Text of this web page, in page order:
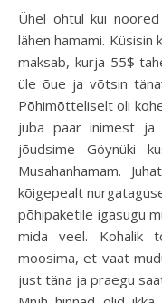
Ühel õhtul kui noored mul s… keema ajasid mõtlesin, et
lähen hamami.
maksab, kurja 55$
üle õue ja võtsin
Põhimõtteliselt oli
juba paar inimest
jõudsime Göynüki
Musahanhamam.
kõigepealt
põhipaketile igasugu
mida veel. Kohalik
moosima, et vaat
just täna ja praegu